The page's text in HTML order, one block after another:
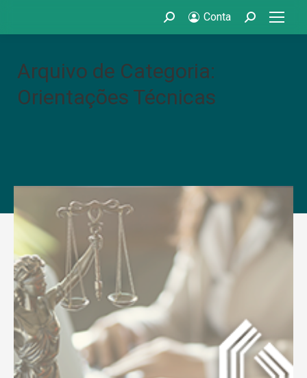
Search: Conta Search:
Arquivo de Categoria:
Orientações Técnicas